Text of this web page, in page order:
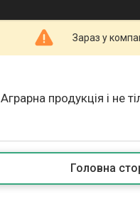
Зараз у
Аграрна продукція і не
Головна